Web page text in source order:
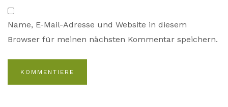
Name, E-Mail-Adresse und Website in diesem
Browser für meinen nächsten Kommentar speichern.